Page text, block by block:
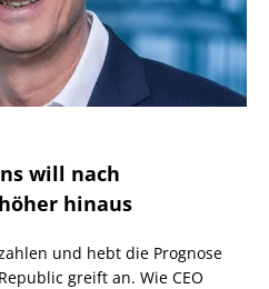
will nach
hinaus
und hebt die Prognose
greift an. Wie CEO